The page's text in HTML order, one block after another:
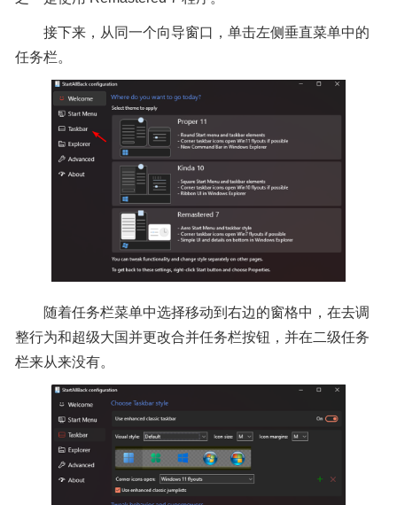
接下来，从同一个向导窗口，单击左侧垂直菜单中的
任务栏。
随着任务栏菜单中选择移动到右边的窗格中，在去调
整行为和超级大国并更改合并任务栏按钮，并在二级任务
栏来从来没有。